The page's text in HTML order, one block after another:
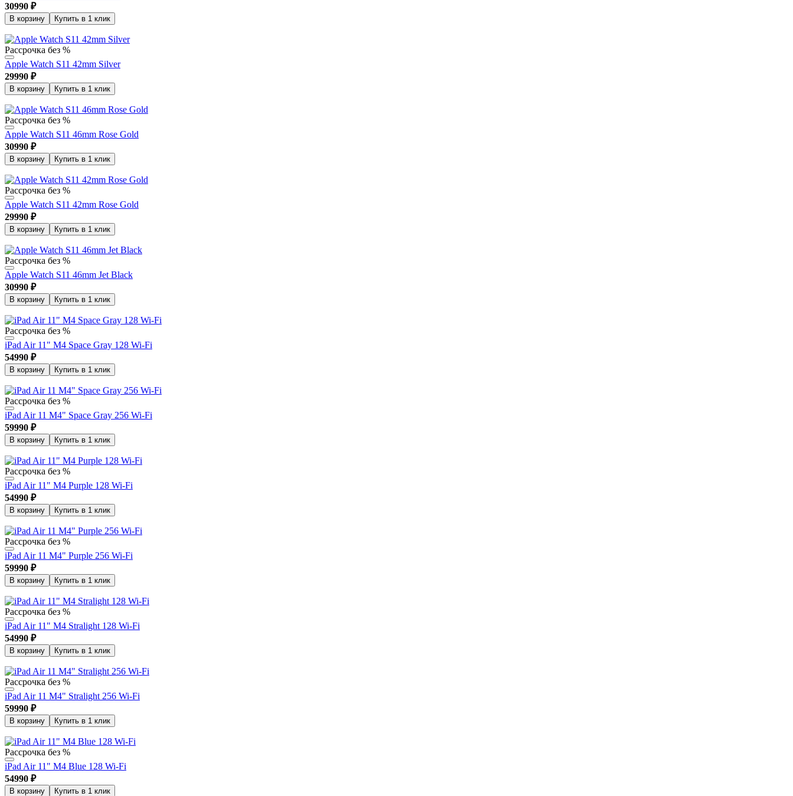
30990 ₽
В корзину Купить в 1 клик
Рассрочка без %
Apple Watch S11 42mm Silver
29990 ₽
В корзину Купить в 1 клик
Рассрочка без %
Apple Watch S11 46mm Rose Gold
30990 ₽
В корзину Купить в 1 клик
Рассрочка без %
Apple Watch S11 42mm Rose Gold
29990 ₽
В корзину Купить в 1 клик
Рассрочка без %
Apple Watch S11 46mm Jet Black
30990 ₽
В корзину Купить в 1 клик
Рассрочка без %
iPad Air 11" M4 Space Gray 128 Wi-Fi
54990 ₽
В корзину Купить в 1 клик
Рассрочка без %
iPad Air 11 M4" Space Gray 256 Wi-Fi
59990 ₽
В корзину Купить в 1 клик
Рассрочка без %
iPad Air 11" M4 Purple 128 Wi-Fi
54990 ₽
В корзину Купить в 1 клик
Рассрочка без %
iPad Air 11 M4" Purple 256 Wi-Fi
59990 ₽
В корзину Купить в 1 клик
Рассрочка без %
iPad Air 11" M4 Stralight 128 Wi-Fi
54990 ₽
В корзину Купить в 1 клик
Рассрочка без %
iPad Air 11 M4" Stralight 256 Wi-Fi
59990 ₽
В корзину Купить в 1 клик
Рассрочка без %
iPad Air 11" M4 Blue 128 Wi-Fi
54990 ₽
В корзину Купить в 1 клик